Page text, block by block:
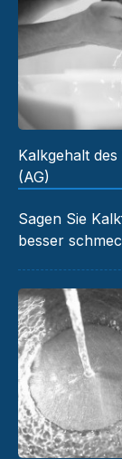
Kalkgehalt
(AG)
Sagen Sie
besser